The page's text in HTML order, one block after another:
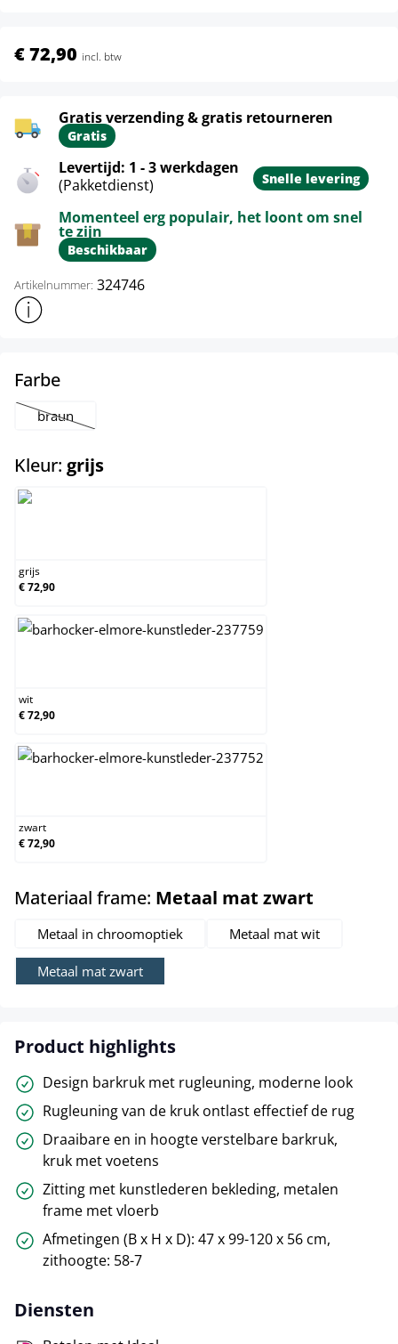
€ 72,90 incl. btw
Gratis verzending & gratis retourneren
Gratis
Levertijd: 1 - 3 werkdagen
(Pakketdienst)
Snelle levering
Momenteel erg populair, het loont om snel
te zijn
Beschikbaar
Artikelnummer: 324746
Toon meer productinformatie
Farbeselect
braun
(Deze optie is momenteel niet beschikbaar.)
Kleur: grijsselect
grijs
€ 72,90
wit
€ 72,90
zwart
€ 72,90
Materiaal frame: Metaal mat zwart
Metaal in chroomoptiek Metaal mat wit
Metaal mat zwart
Product highlights
Design barkruk met rugleuning, moderne look
Rugleuning van de kruk ontlast effectief de rug
Draaibare en in hoogte verstelbare barkruk,
kruk met voetens
Zitting met kunstlederen bekleding, metalen
frame met vloerb
Afmetingen (B x H x D): 47 x 99-120 x 56 cm,
zithoogte: 58-7
Diensten